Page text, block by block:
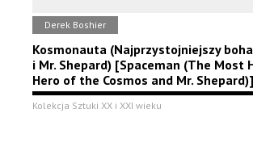
Derek Boshier
Kosmonauta (Najprzystojniejszy
i Mr. Shepard) [Spaceman (The Most
Hero of the Cosmos and Mr. Shepard)]
Kolekcja Sztuki XX i XXI wieku